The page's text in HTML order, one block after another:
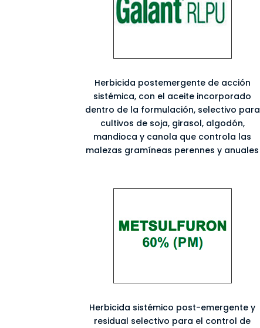
Herbicida postemergente de acción
sistémica, con el aceite incorporado
dentro de la formulación, selectivo para
cultivos de soja, girasol, algodón,
mandioca y canola que controla las
malezas gramíneas perennes y anuales
Herbicida sistémico post-emergente y
residual selectivo para el control de